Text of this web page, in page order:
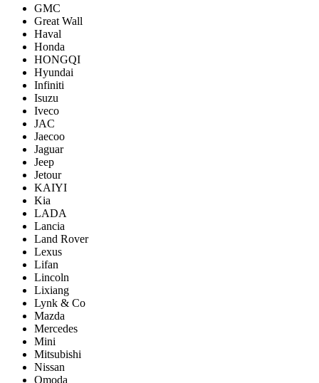
GMC
Great Wall
Haval
Honda
HONGQI
Hyundai
Infiniti
Isuzu
Iveco
JAC
Jaecoo
Jaguar
Jeep
Jetour
KAIYI
Kia
LADA
Lancia
Land Rover
Lexus
Lifan
Lincoln
Lixiang
Lynk & Co
Mazda
Mercedes
Mini
Mitsubishi
Nissan
Omoda